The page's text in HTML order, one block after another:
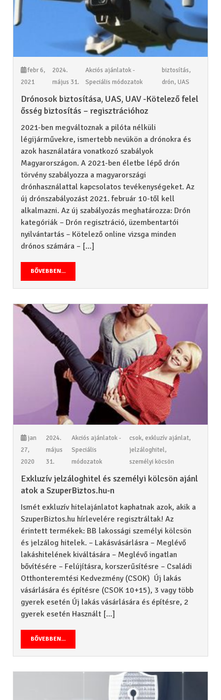
febr 6,
2021
2024.
május 31.
Akciós ajánlatok -
Speciális módozatok
biztosítás,
drón,UAS
Drónosok biztosítása, UAS, UAV -Kötelező felel
ősség biztosítás – regisztrációhoz
2021-ben megváltoznak a pilóta nélküli
légijárművekre, ismertebb nevükön a drónokra és
azok használatára vonatkozó szabályok
Magyarországon. A 2021-ben életbe lépő drón
törvény szabályozza a magyarországi
drónhasználattal kapcsolatos tevékenységeket. Az
új drónszabályozást 2021. február 10-től kell
alkalmazni. Az új szabályozás meghatározza: Drón
kategóriák – Drón regisztráció, üzembentartói
nyilvántartás – Kötelező online vizsga minden
drónos számára – […]
BŐVEBBEN...
jan
27,
2020
2024.
május
31.
Akciós ajánlatok -
Speciális
módozatok
csok, exkluzív ajánlat,
jelzáloghitel,
személyi köcsön
Exkluzív jelzáloghitel és személyi kölcsön ajánl
atok a SzuperBiztos.hu-n
Ismét exkluzív hitelajánlatot kaphatnak azok, akik a
SzuperBiztos.hu hírlevelére regisztráltak! Az
érintett termékek: BB lakossági személyi kölcsön
és jelzálog hitelek. – Lakásvásárlásra – Meglévő
lakáshitelének kiváltására – Meglévő ingatlan
bővítésére – Felújításra, korszerűsítésre – Családi
Otthonteremtési Kedvezmény (CSOK) Új lakás
vásárlására és építésre (CSOK 10+15), 3 vagy több
gyerek esetén Új lakás vásárlására és építésre, 2
gyerek esetén Használt […]
BŐVEBBEN...